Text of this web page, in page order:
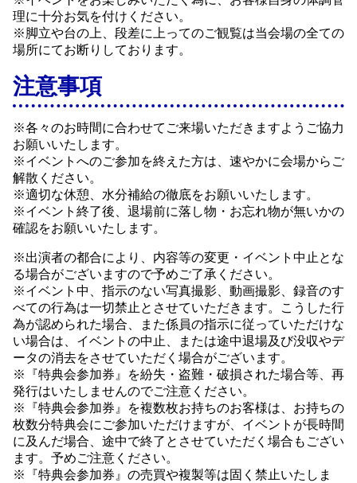
理に十分お気を付けください。
※脚立や台の上、段差に上ってのご観覧は当会場の全ての
場所にてお断りしております。
注意事項
※各々のお時間に合わせてご来場いただきますようご協力
お願いいたします。
※イベントへのご参加を終えた方は、速やかに会場からご
解散ください。
※適切な休憩、水分補給の徹底をお願いいたします。
※イベント終了後、退場前に落し物・お忘れ物が無いかの
確認をお願いいたします。
※出演者の都合により、内容等の変更・イベント中止とな
る場合がございますので予めご了承ください。
※イベント中、指示のない写真撮影、動画撮影、録音のす
べての行為は一切禁止とさせていただきます。こうした行
為が認められた場合、また係員の指示に従っていただけな
い場合は、イベントの中止、または途中退場及び没収やデ
ータの消去をさせていただく場合がございます。
※『特典会参加券』を紛失・盗難・破損された場合等、再
発行はいたしませんのでご注意ください。
※『特典会参加券』を複数枚お持ちのお客様は、お持ちの
枚数分特典会にご参加いただけますが、イベントが長時間
に及んだ場合、途中で終了とさせていただく場合もござい
ます。予めご注意ください。
※『特典会参加券』の売買や複製等は固く禁止いたしま